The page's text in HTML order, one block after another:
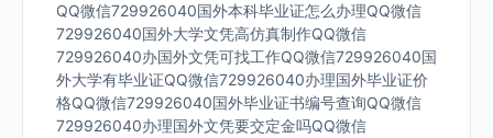
QQ微信729926040国外本科毕业证怎么办理QQ微信
729926040国外大学文凭高仿真制作QQ微信
729926040办国外文凭可找工作QQ微信729926040国
外大学有毕业证QQ微信729926040办理国外毕业证价
格QQ微信729926040国外毕业证书编号查询QQ微信
729926040办理国外文凭要交定金吗QQ微信